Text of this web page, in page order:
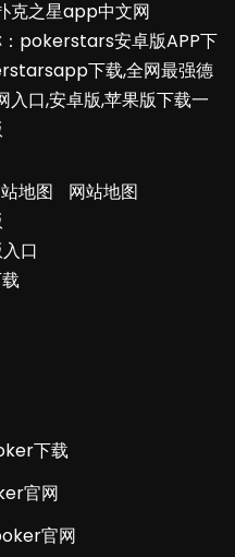
克之星app中文网
pokerstars安卓版APP下
下载,全网最强德
口,安卓版,苹果版下载一
地图
网站地图
口
下载
官网
官网